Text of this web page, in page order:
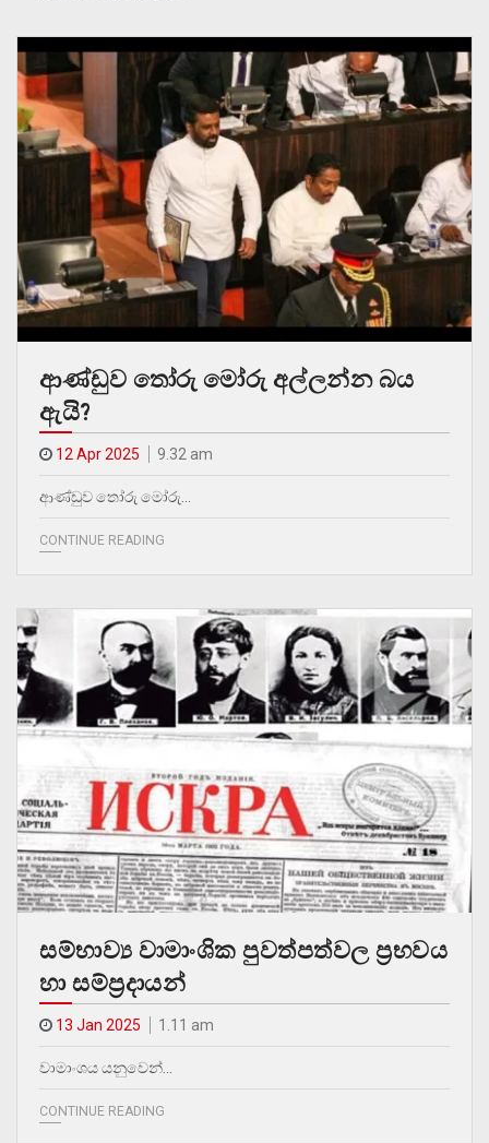
ආණ්ඩුව තෝරු මෝරු අල්ලන්න බය
ඇයි?
12 Apr 2025 9.32 am
ආණ්ඩුව තෝරු මෝරු…
CONTINUE READING
සම්භාව්‍ය වාමාංශික පුවත්පත්වල ප්‍රභවය
හා සම්ප්‍රදායන්
13 Jan 2025 1.11 am
වාමාංශය යනුවෙන්…
CONTINUE READING